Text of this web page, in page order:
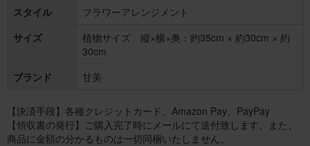
スタイル
フラワーアレンジメント
サイズ
植物サイズ 縦×横×奥：約35cm × 約30cm × 約
30cm
ブランド
甘美
【決済手段】各種クレジットカード、Amazon Pay、PayPay
【領収書の発行】ご購入完了時にメールにて送付致します。また、
商品に金額の分かるものは一切同梱いたしません。